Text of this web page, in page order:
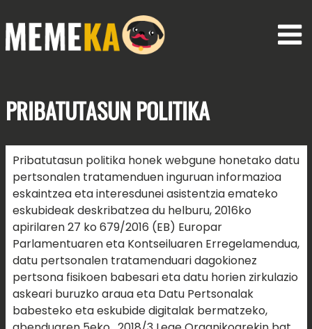
PRIBATUTASUN POLITIKA
Pribatutasun politika honek webgune honetako datu
pertsonalen tratamenduen inguruan informazioa
eskaintzea eta interesdunei asistentzia emateko
eskubideak deskribatzea du helburu, 2016ko
apirilaren 27 ko 679/2016 (EB) Europar
Parlamentuaren eta Kontseiluaren Erregelamendua,
datu pertsonalen tratamenduari dagokionez
pertsona fisikoen babesari eta datu horien zirkulazio
askeari buruzko araua eta Datu Pertsonalak
babesteko eta eskubide digitalak bermatzeko,